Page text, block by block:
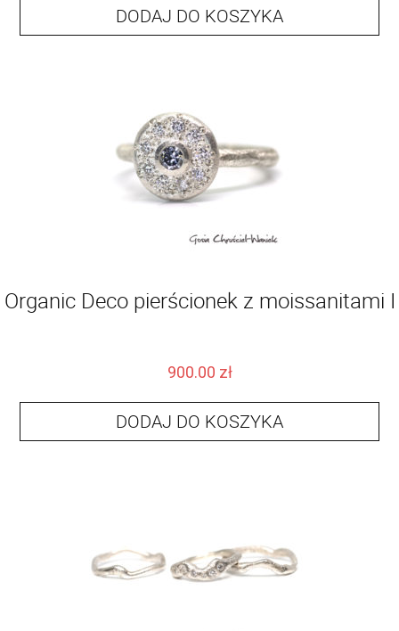
DODAJ DO KOSZYKA
Organic Deco pierścionek z moissanitami I
900.00 zł
DODAJ DO KOSZYKA